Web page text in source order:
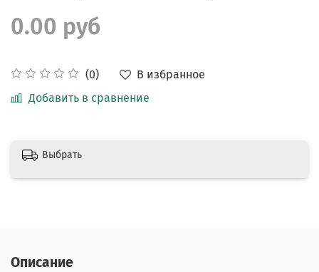
(0)
В избранное
Добавить в сравнение
0.00 руб
Выбрать
Описание